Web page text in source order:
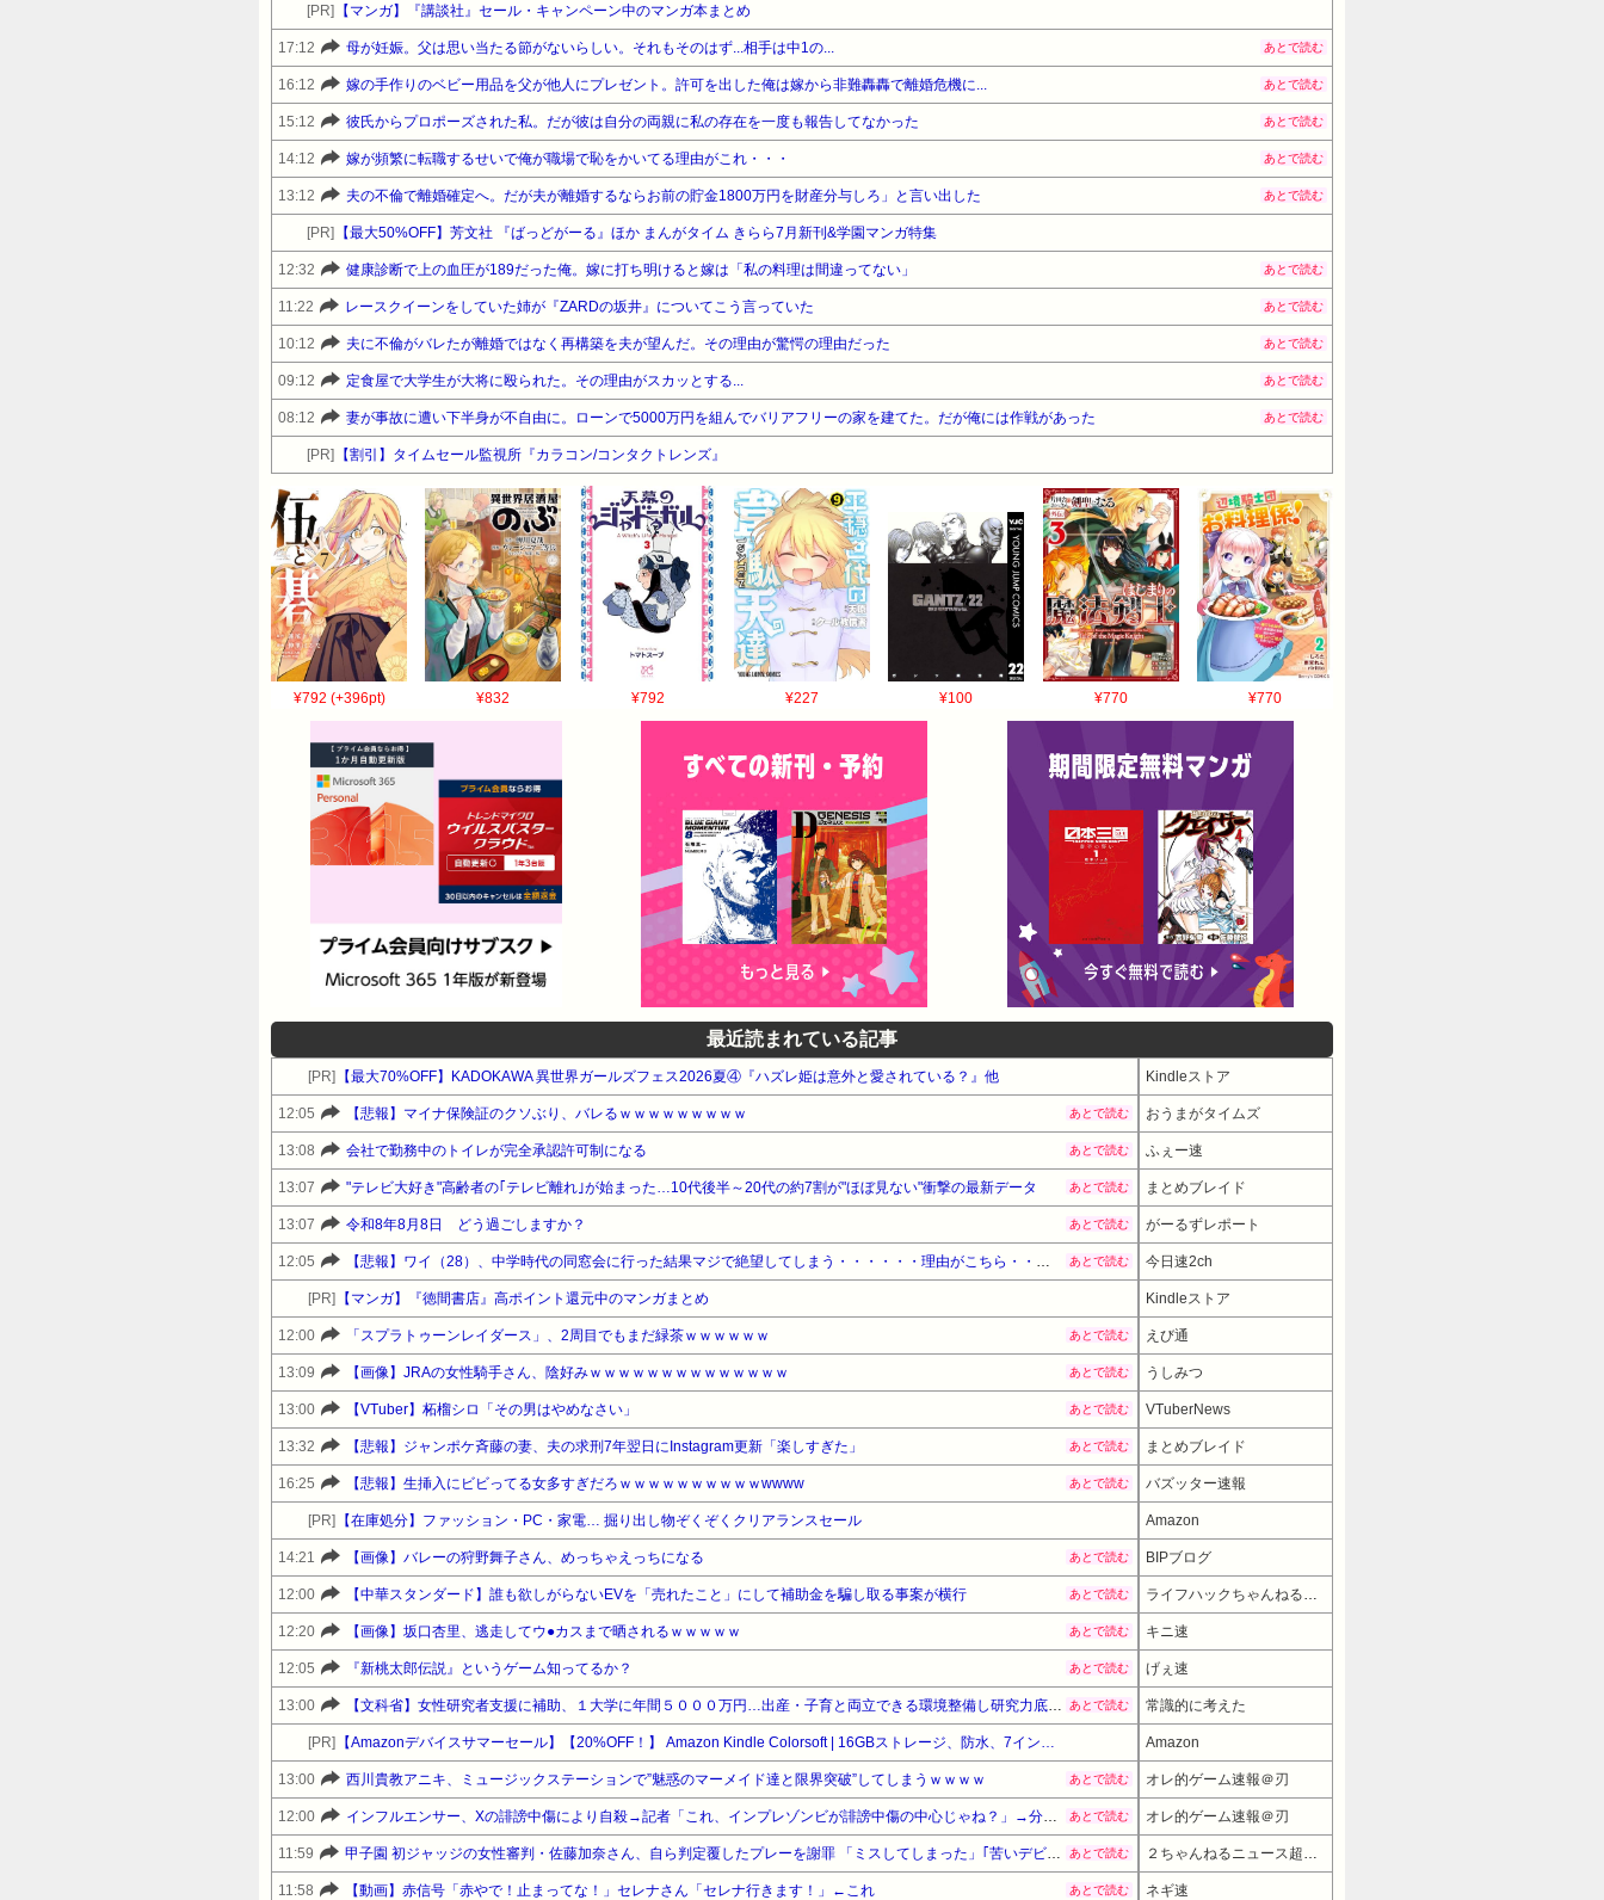
[PR] 【マンガ】『講談社』セール・キャンペーン中のマンガ本まとめ
17:12 母が妊娠。父は思い当たる節がないらしい。それもそのはず...相手は中1の... あとで読む
16:12 嫁の手作りのベビー用品を父が他人にプレゼント。許可を出した俺は嫁から非難轟轟で離婚危機に... あとで読む
15:12 彼氏からプロポーズされた私。だが彼は自分の両親に私の存在を一度も報告してなかった あとで読む
14:12 嫁が頻繁に転職するせいで俺が職場で恥をかいてる理由がこれ・・・ あとで読む
13:12 夫の不倫で離婚確定へ。だが夫が離婚するならお前の貯金1800万円を財産分与しろ」と言い出した あとで読む
[PR] 【最大50%OFF】芳文社 『ばっどがーる』ほか まんがタイム きらら7月新刊&学園マンガ特集
12:32 健康診断で上の血圧が189だった俺。嫁に打ち明けると嫁は「私の料理は間違ってない」 あとで読む
11:22 レースクイーンをしていた姉が『ZARDの坂井』についてこう言っていた あとで読む
10:12 夫に不倫がバレたが離婚ではなく再構築を夫が望んだ。その理由が驚愕の理由だった あとで読む
09:12 定食屋で大学生が大将に殴られた。その理由がスカッとする... あとで読む
08:12 妻が事故に遭い下半身が不自由に。ローンで5000万円を組んでバリアフリーの家を建てた。だが俺には作戦があった あとで読む
[PR] 【割引】タイムセール監視所『カラコン/コンタクトレンズ』
¥792 (+396pt) ¥832 ¥792 ¥227 ¥100 ¥770 ¥770
最近読まれている記事
[PR] 【最大70%OFF】KADOKAWA 異世界ガールズフェス2026夏④『ハズレ姫は意外と愛されている？』他 Kindleストア
12:05 【悲報】マイナ保険証のクソぶり、バレるｗｗｗｗｗｗｗｗｗ あとで読む おうまがタイムズ
13:08 会社で勤務中のトイレが完全承認許可制になる あとで読む ふぇー速
13:07 "テレビ大好き"高齢者の｢テレビ離れ｣が始まった…10代後半～20代の約7割が"ほぼ見ない"衝撃の最新データ あとで読む まとめブレイド
13:07 令和8年8月8日 どう過ごしますか？ あとで読む がーるずレポート
12:05 【悲報】ワイ（28）、中学時代の同窓会に行った結果マジで絶望してしまう・・・・・・理由がこちら・・・・・・ あとで読む 今日速2ch
[PR] 【マンガ】『徳間書店』高ポイント還元中のマンガまとめ Kindleストア
12:00 「スプラトゥーンレイダース」、2周目でもまだ緑茶ｗｗｗｗｗｗ あとで読む えび通
13:09 【画像】JRAの女性騎手さん、陰好みｗｗｗｗｗｗｗｗｗｗｗｗｗｗ あとで読む うしみつ
13:00 【VTuber】柘榴シロ「その男はやめなさい」 あとで読む VTuberNews
13:32 【悲報】ジャンポケ斉藤の妻、夫の求刑7年翌日にInstagram更新「楽しすぎた」 あとで読む まとめブレイド
16:25 【悲報】生挿入にビビってる女多すぎだろｗｗｗｗｗｗｗｗｗｗwwww あとで読む バズッター速報
[PR] 【在庫処分】ファッション・PC・家電… 掘り出し物ぞくぞくクリアランスセール Amazon
14:21 【画像】バレーの狩野舞子さん、めっちゃえっちになる あとで読む BIPブログ
12:00 【中華スタンダード】誰も欲しがらないEVを「売れたこと」にして補助金を騙し取る事案が横行 あとで読む ライフハックちゃんねる弐式
12:20 【画像】坂口杏里、逃走してウ●カスまで晒されるｗｗｗｗｗ あとで読む キニ速
12:05 『新桃太郎伝説』というゲーム知ってるか？ あとで読む げぇ速
13:00 【文科省】女性研究者支援に補助、１大学に年間５０００万円…出産・子育と両立できる環境整備し研究力底上げ あとで読む 常識的に考えた
[PR] 【Amazonデバイスサマーセール】【20%OFF！】 Amazon Kindle Colorsoft | 16GBストレージ、防水、7インチカラーディスプレイ、色調調節ライト、最大8週間持続バッテリー、広告無し、ブラック (2025年発売) Amazon
13:00 西川貴教アニキ、ミュージックステーションで”魅惑のマーメイド達と限界突破”してしまうｗｗｗｗ あとで読む オレ的ゲーム速報＠刃
12:00 インフルエンサー、Xの誹謗中傷により自殺→記者「これ、インプレゾンビが誹謗中傷の中心じゃね？」→分析していくとヤバイ真実が浮かび上がる あとで読む オレ的ゲーム速報＠刃
11:59 甲子園 初ジャッジの女性審判・佐藤加奈さん、自ら判定覆したプレーを謝罪 「ミスしてしまった」｢苦いデビュー戦に…｣ #高校野球 | 言うほどミスか？ あとで読む ２ちゃんねるニュース超速まとめ＋
11:58 【動画】赤信号「赤やで！止まってな！」セレナさん「セレナ行きます！」←これ あとで読む ネギ速